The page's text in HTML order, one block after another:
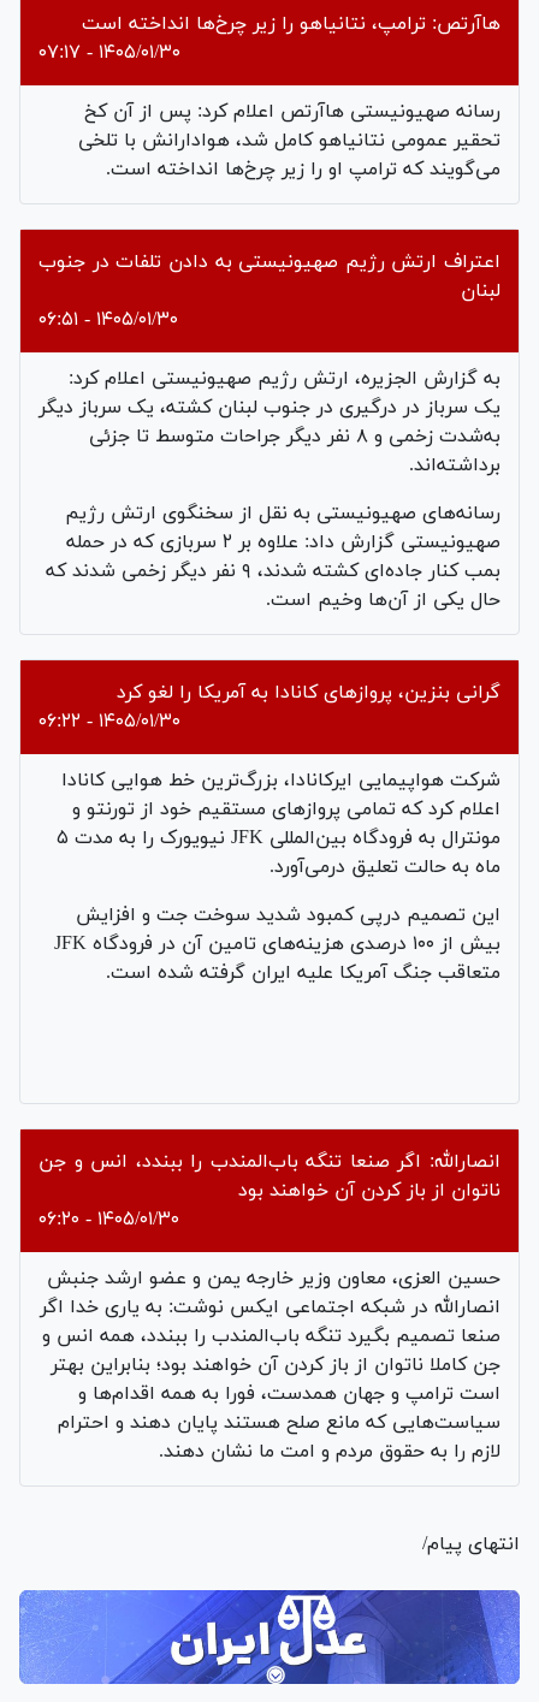
هاآرتص: ترامپ، نتانیاهو را زیر چرخ‌ها انداخته است
۱۴۰۵/۰۱/۳۰ - ۰۷:۱۷
رسانه صهیونیستی هاآرتص اعلام کرد: پس از آن کخ
تحقیر عمومی نتانیاهو کامل شد، هوادارانش با تلخی
می‌گویند که ترامپ او را زیر چرخ‌ها انداخته است.
اعتراف ارتش رژیم صهیونیستی به دادن تلفات در جنوب
لبنان
۱۴۰۵/۰۱/۳۰ - ۰۶:۵۱
به گزارش الجزیره، ارتش رژیم صهیونیستی اعلام کرد:
یک سرباز در درگیری در جنوب لبنان کشته، یک سرباز دیگر
به‌شدت زخمی و ۸ نفر دیگر جراحات متوسط ​​تا جزئی
برداشته‌اند.
رسانه‌های صهیونیستی به نقل از سخنگوی ارتش رژیم
صهیونیستی گزارش داد: علاوه بر ۲ سربازی که در حمله
بمب کنار جاده‌ای کشته شدند، ۹ نفر دیگر زخمی شدند که
حال یکی از آن‌ها وخیم است.
گرانی بنزین، پروازهای کانادا به آمریکا را لغو کرد
۱۴۰۵/۰۱/۳۰ - ۰۶:۲۲
شرکت هواپیمایی ایرکانادا، بزرگ‌ترین خط هوایی کانادا
اعلام کرد که تمامی پروازهای مستقیم خود از تورنتو و
مونترال به فرودگاه بین‌المللی JFK نیویورک را به مدت ۵
ماه به حالت تعلیق درمی‌آورد.
این تصمیم درپی کمبود شدید سوخت جت و افزایش
بیش از ۱۰۰ درصدی هزینه‌های تامین آن در فرودگاه JFK
متعاقب جنگ آمریکا علیه ایران گرفته شده است.
انصارالله: اگر صنعا تنگه باب‌المندب را ببندد، انس و جن‌
ناتوان از باز کردن آن خواهند بود
۱۴۰۵/۰۱/۳۰ - ۰۶:۲۰
حسین العزی، معاون وزیر خارجه یمن و عضو ارشد جنبش
انصارالله در شبکه اجتماعی ایکس نوشت: به یاری خدا اگر
صنعا تصمیم بگیرد تنگه باب‌المندب را ببندد، همه انس و
جن‌ کاملا ناتوان از باز کردن آن خواهند بود؛ بنابراین بهتر
است ترامپ و جهان همدست، فورا به همه اقدام‌ها و
سیاست‌هایی که مانع صلح هستند پایان دهند و احترام
لازم را به حقوق مردم و امت ما نشان دهند.
انتهای پیام/